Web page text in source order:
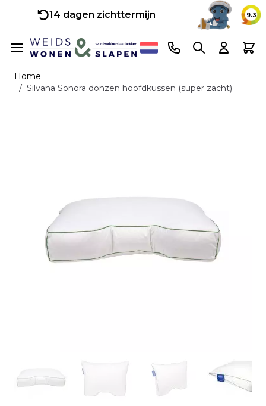
14 dagen zichttermijn 9.3
Ga naar de inhoud
Telefoonnummer
Search Cart
Home
/ Silvana Sonora donzen hoofdkussen (super zacht)